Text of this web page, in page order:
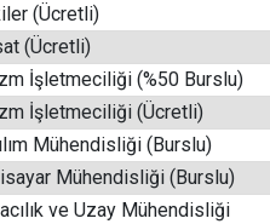
(Ücretli)
(Ücretli)
İşletmeciliği (%50 Burslu)
İşletmeciliği (Ücretli)
Mühendisliği (Burslu)
Mühendisliği (Burslu)
ve Uzay Mühendisliği